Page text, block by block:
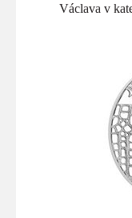
Václava v